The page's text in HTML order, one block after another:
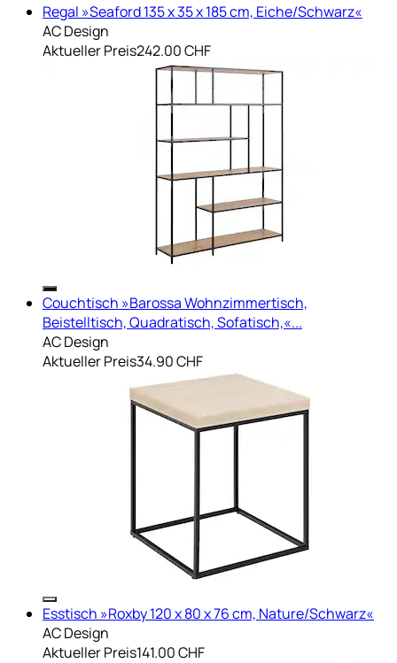
Regal »Seaford 135 x 35 x 185 cm, Eiche/Schwarz«
AC Design
Aktueller Preis242.00 CHF
Couchtisch »Barossa Wohnzimmertisch,
Beistelltisch, Quadratisch, Sofatisch,«...
AC Design
Aktueller Preis34.90 CHF
Esstisch »Roxby 120 x 80 x 76 cm, Nature/Schwarz«
AC Design
Aktueller Preis141.00 CHF